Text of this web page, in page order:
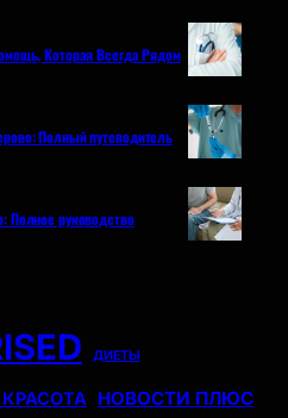
Которая Всегда Рядом
Полный путеводитель
Полное руководство
ДИЕТЫ
НОВОСТИ ПЛЮС